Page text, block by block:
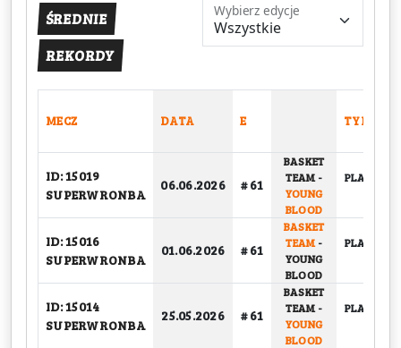
ŚREDNIE
REKORDY
Wybierz edycje
MECZ DATA E TYP
ID: 15019
SUPERWRONBA
06.06.2026 # 61
BASKET
TEAM -
YOUNG
BLOOD
PLAY-OFF,
ID: 15016
SUPERWRONBA
01.06.2026 # 61
BASKET
TEAM -
YOUNG
BLOOD
PLAY-OFF,
ID: 15014
SUPERWRONBA
25.05.2026 # 61
BASKET
TEAM -
YOUNG
BLOOD
PLAY-OFF,